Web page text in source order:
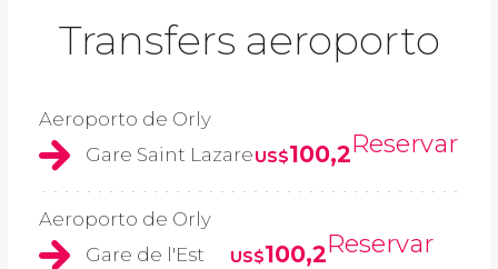
Transfers aeroporto
Aeroporto de Orly
Gare Saint LazareUS$100,2Reservar
Aeroporto de Orly
Gare de l'Est
US$100,2Reservar